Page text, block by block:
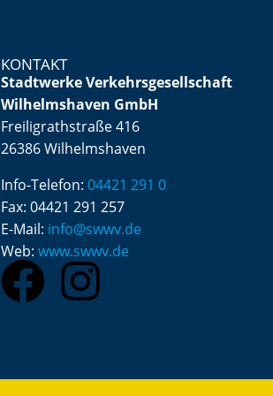
KONTAKT
Stadtwerke Verkehrsgesellschaft
Wilhelmshaven GmbH
Freiligrathstraße 416
26386 Wilhelmshaven
Info-Telefon:04421 291 0
Fax:04421 291 257
E-Mail: info@swwv.de
Web:www.swwv.de